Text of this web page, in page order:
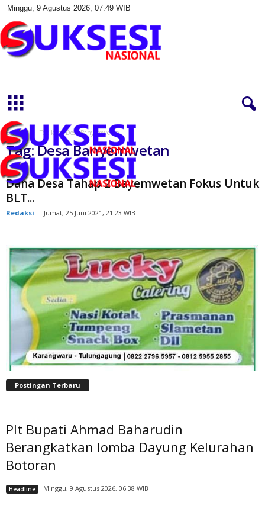
Minggu, 9 Agustus 2026, 07:49 WIB
s
i
a
s
Beranda Topik Desa Banyemwetan
Tag: Desa Banyemwetan
Dana Desa Tahap 2 Bayemwetan Fokus Untuk
BLT...
Redaksi - Jumat, 25 Juni 2021, 21:23 WIB
Postingan Terbaru
Plt Bupati Ahmad Baharudin
Berangkatkan lomba Dayung Kelurahan
Botoran
Headline Minggu, 9 Agustus 2026, 06:38 WIB